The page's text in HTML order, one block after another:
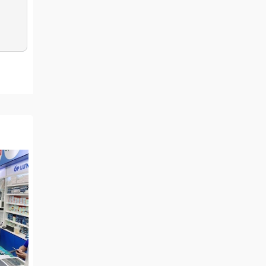
và tự
thiện